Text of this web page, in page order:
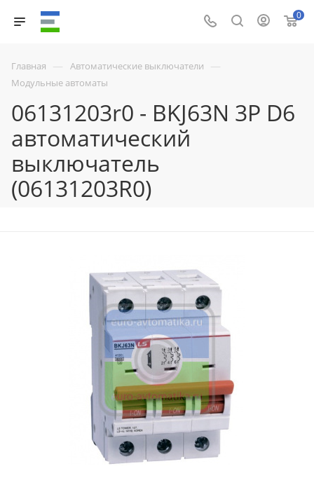
0
Главная — Автоматические выключатели —
Модульные автоматы
06131203r0 - BKJ63N 3P D6
автоматический
выключатель
(06131203R0)